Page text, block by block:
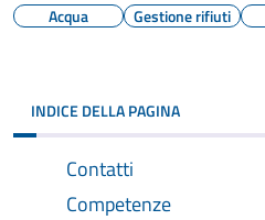
Acqua Gestione rifiuti
INDICE DELLA PAGINA
Contatti
Competenze